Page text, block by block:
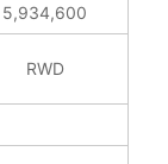
5,934,600
RWD